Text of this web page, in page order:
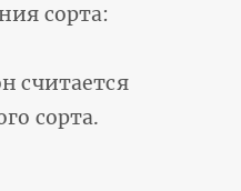
сорта:
считается
сорта.